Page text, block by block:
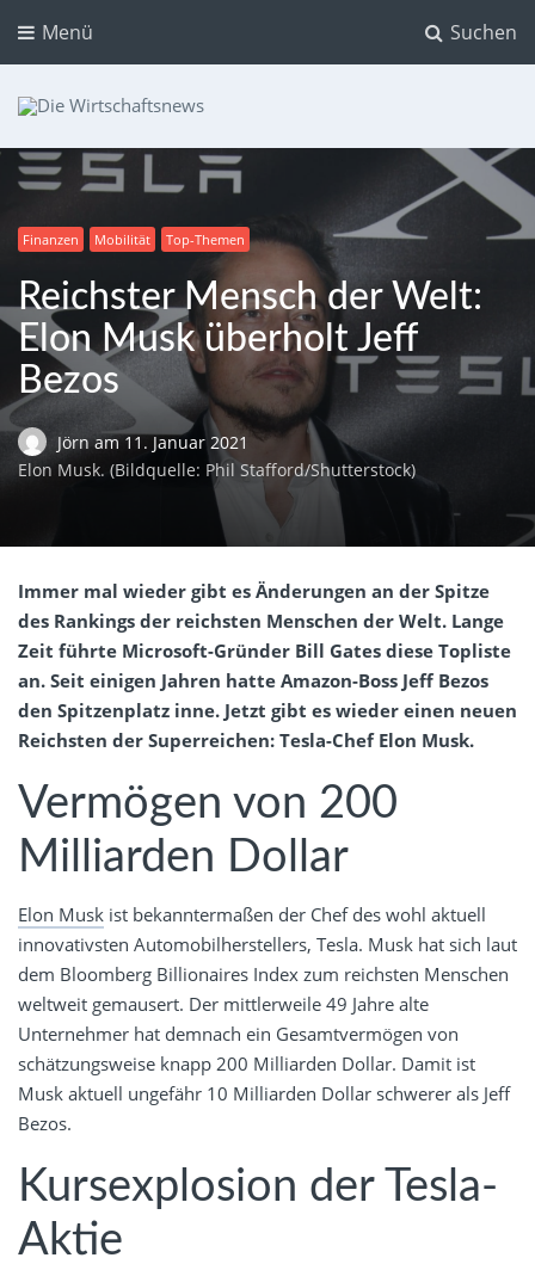
Suchen
Menü
Dein Ratgeber für Aktien und Kryptowährungen
Finanzen Mobilität Top-Themen
Reichster Mensch der Welt:
Elon Musk überholt Jeff
Bezos
Jörnam 11. Januar 2021
Elon Musk. (Bildquelle: Phil Stafford/Shutterstock)
Immer mal wieder gibt es Änderungen an der Spitze
des Rankings der reichsten Menschen der Welt. Lange
Zeit führte Microsoft-Gründer Bill Gates diese Topliste
an. Seit einigen Jahren hatte Amazon-Boss Jeff Bezos
den Spitzenplatz inne. Jetzt gibt es wieder einen neuen
Reichsten der Superreichen: Tesla-Chef Elon Musk.
Vermögen von 200
Milliarden Dollar
Elon Musk ist bekanntermaßen der Chef des wohl aktuell
innovativsten Automobilherstellers, Tesla. Musk hat sich laut
dem Bloomberg Billionaires Index zum reichsten Menschen
weltweit gemausert. Der mittlerweile 49 Jahre alte
Unternehmer hat demnach ein Gesamtvermögen von
schätzungsweise knapp 200 Milliarden Dollar. Damit ist
Musk aktuell ungefähr 10 Milliarden Dollar schwerer als Jeff
Bezos.
Kursexplosion der Tesla-
Aktie